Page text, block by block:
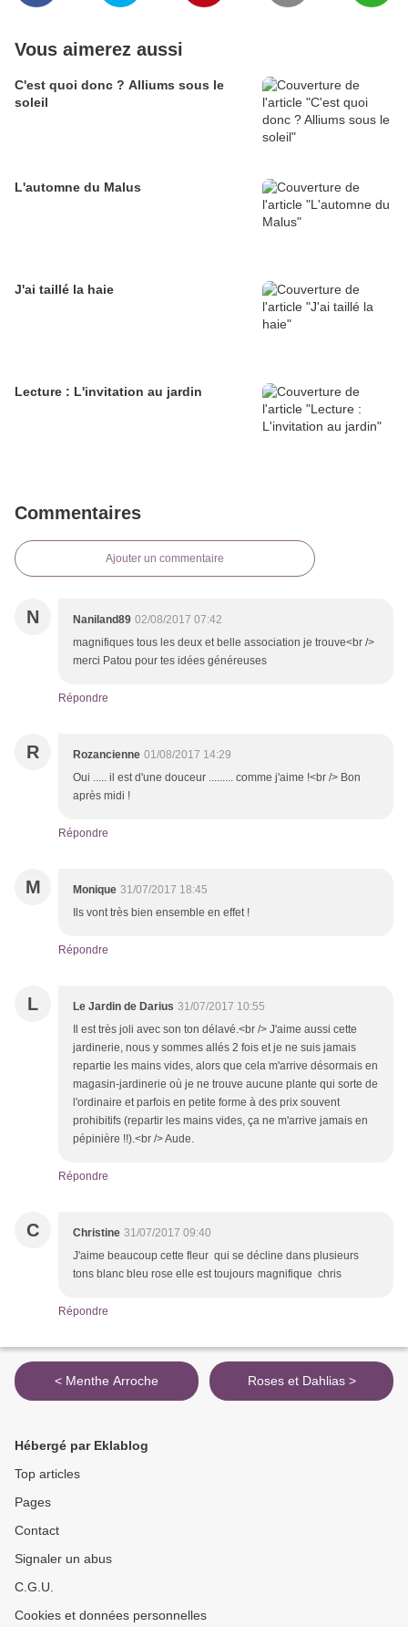
Vous aimerez aussi
C'est quoi donc ? Alliums sous le
soleil
L'automne du Malus
J'ai taillé la haie
Lecture : L'invitation au jardin
Commentaires
Ajouter un commentaire
N Naniland89 02/08/2017 07:42
magnifiques tous les deux et belle association je trouve<br />
merci Patou pour tes idées généreuses
Répondre
R Rozancienne 01/08/2017 14:29
Oui ..... il est d'une douceur ......... comme j'aime !<br /> Bon
après midi !
Répondre
M Monique 31/07/2017 18:45
Ils vont très bien ensemble en effet !
Répondre
L Le Jardin de Darius 31/07/2017 10:55
Il est très joli avec son ton délavé.<br /> J'aime aussi cette
jardinerie, nous y sommes allés 2 fois et je ne suis jamais
repartie les mains vides, alors que cela m'arrive désormais en
magasin-jardinerie où je ne trouve aucune plante qui sorte de
l'ordinaire et parfois en petite forme à des prix souvent
prohibitifs (repartir les mains vides, ça ne m'arrive jamais en
pépinière !!).<br /> Aude.
Répondre
C Christine 31/07/2017 09:40
J'aime beaucoup cette fleur qui se décline dans plusieurs
tons blanc bleu rose elle est toujours magnifique chris
Répondre
< Menthe Arroche Roses et Dahlias >
Hébergé par Eklablog
Top articles
Pages
Contact
Signaler un abus
C.G.U.
Cookies et données personnelles